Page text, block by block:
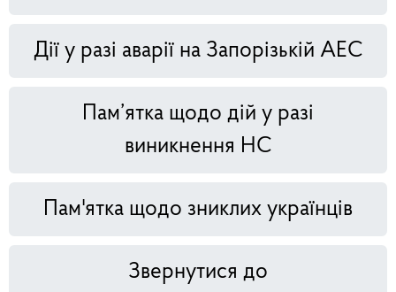
Дії у разі аварії на Запорізькій АЕС
Пам’ятка щодо дій у разі
виникнення НС
Пам'ятка щодо зниклих українців
Звернутися до